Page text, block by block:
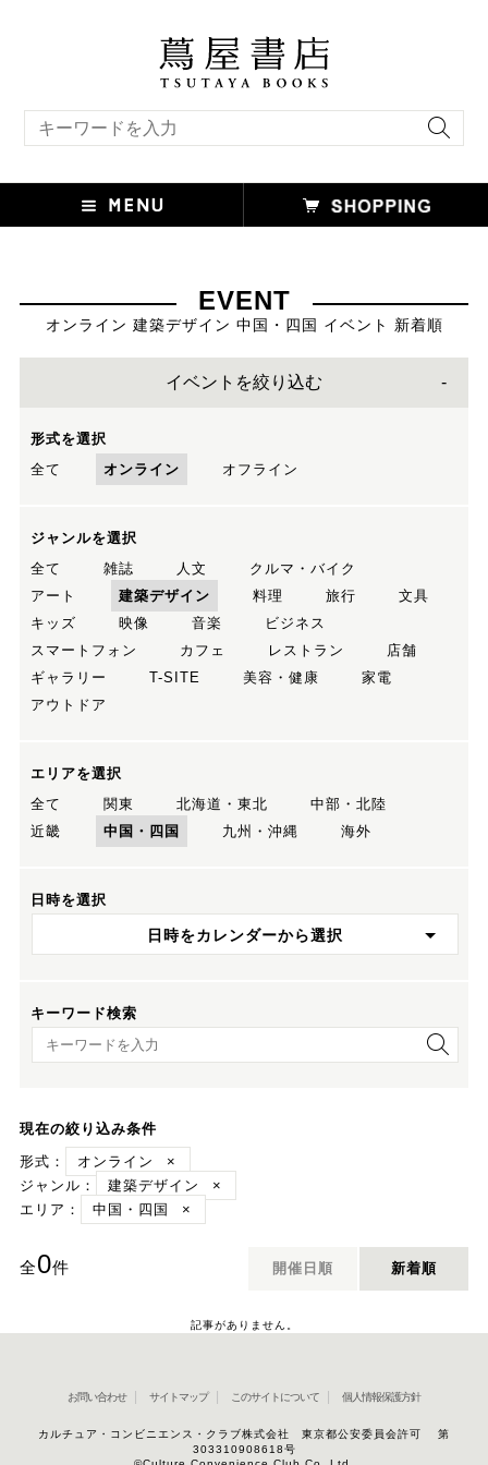
EVENT
オンライン 建築デザイン 中国・四国 イベント 新着順
イベントを絞り込む
形式を選択
全て
オンライン オフライン
ジャンルを選択
全て
雑誌 人文
クルマ・バイク
アート
建築デザイン 料理 旅行
文具
キッズ
映像 音楽
ビジネス
スマートフォン
カフェ レストラン
店舗
ギャラリー
T-SITE 美容・健康
家電
アウトドア
エリアを選択
全て
関東 北海道・東北
中部・北陸
近畿
中国・四国 九州・沖縄 海外
日時を選択
日時をカレンダーから選択
キーワード検索
キーワード検索
現在の絞り込み条件
形式：
オンライン
×
ジャンル：
建築デザイン
×
エリア：
中国・四国 ×
全0件 開催日順 新着順
記事がありません。
お問い合わせ サイトマップ このサイトについて 個人情報保護方針
カルチュア・コンビニエンス・クラブ株式会社 東京都公安委員会許可 第
303310908618号